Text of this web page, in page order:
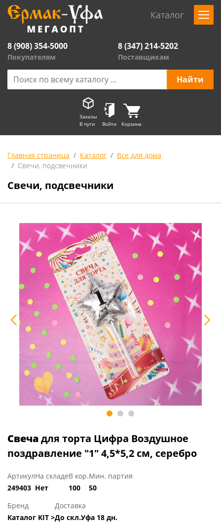
Каталог
8 (908) 354-5000
Покупателям
8 (347) 214-5202
Поставщикам
Заказы
В пути
Войти Корзина
Главная страница Каталог
Все для дома
Свечи, подсвечники
Свечи, подсвечники
Свечадля торта Цифра Воздушное
поздравление "1" 4,5*5,2 см, серебро
Артикул
249403
На складе
Нет
В кор.
100
Мин. партия
50
Бренд
Каталог KIT >
Доставка
До скл.Уфа 18 дн.